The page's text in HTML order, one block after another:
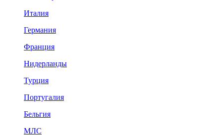
Италия
Германия
Франция
Нидерланды
Турция
Португалия
Бельгия
МЛС